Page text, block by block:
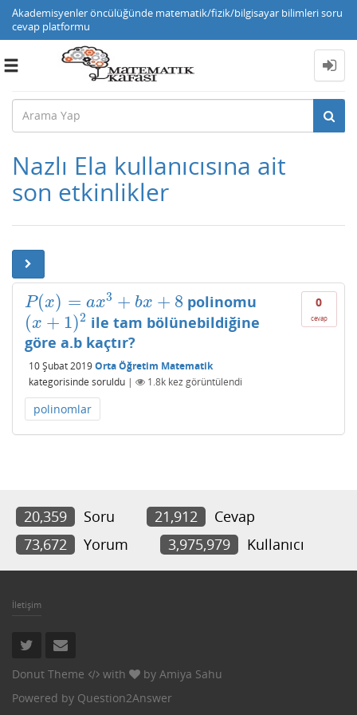
Akademisyenler öncülüğünde matematik/fizik/bilgisayar bilimleri soru
cevap platformu
Toggle
Nazlı Ela kullanıcısına ait
son etkinlikler
0
cevap
P(x) = ax3 + bx + 8
P(x)=a x3+bx+ 8 polinomu
(x + 1)2
(x+ 1)2
ile tam bölünebildiğine
göre a.b kaçtır?
10 Şubat 2019Orta Öğretim Matematik
kategorisinde soruldu | 1.8k kez görüntülendi
polinomlar
20,359 Soru 21,912
Cevap
73,672
Yorum 3,975,979 Kullanıcı
İletişim
Donut Theme with by Amiya Sahu
Powered by Question2Answer